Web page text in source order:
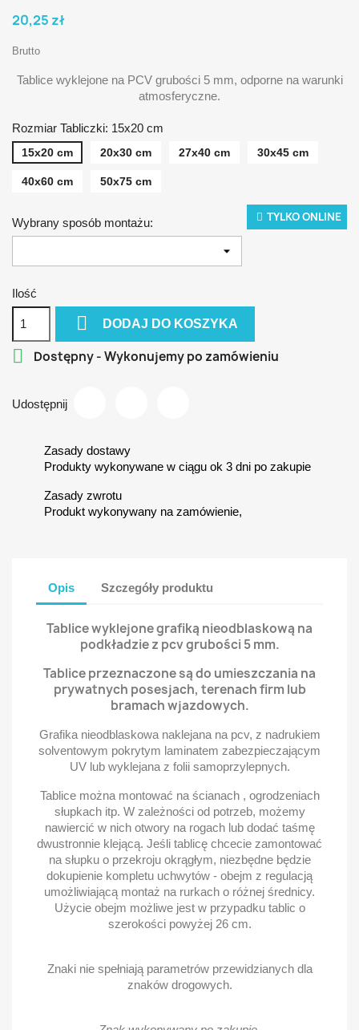
TYLKO ONLINE
20,25 zł
Brutto
Tablice wyklejone na PCV grubości 5 mm, odporne na warunki
atmosferyczne.
Rozmiar Tabliczki: 15x20 cm
15x20 cm 20x30 cm 27x40 cm 30x45 cm
40x60 cm 50x75 cm
Wybrany sposób montażu:
Ilość
 DODAJ DO KOSZYKA
 Dostępny - Wykonujemy po zamówieniu
Udostępnij
Zasady dostawy
Produkty wykonywane w ciągu ok 3 dni po zakupie
Zasady zwrotu
Produkt wykonywany na zamówienie,
Opis Szczegóły produktu
Tablice wyklejone grafiką nieodblaskową na
podkładzie z pcv grubości 5 mm.
Tablice przeznaczone są do umieszczania na
prywatnych posesjach, terenach firm lub
bramach wjazdowych.
Grafika nieodblaskowa naklejana na pcv, z nadrukiem
solventowym pokrytym laminatem zabezpieczającym
UV lub wyklejana z folii samoprzylepnych.
Tablice można montować na ścianach , ogrodzeniach
słupkach itp. W zależności od potrzeb, możemy
nawiercić w nich otwory na rogach lub dodać taśmę
dwustronnie klejącą. Jeśli tablicę chcecie zamontować
na słupku o przekroju okrągłym, niezbędne będzie
dokupienie kompletu uchwytów - obejm z regulacją
umożliwiającą montaż na rurkach o różnej średnicy.
Użycie obejm możliwe jest w przypadku tablic o
szerokości powyżej 26 cm.
Znaki nie spełniają parametrów przewidzianych dla
znaków drogowych.